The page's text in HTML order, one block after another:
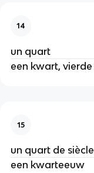
14
un quart
een kwart, vierde
15
un quart de siècle
een kwarteeuw